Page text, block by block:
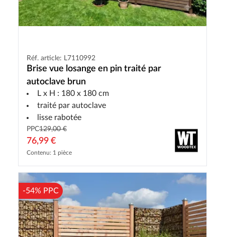
Réf. article: L7110992
Brise vue losange en pin traité par
autoclave brun
L x H : 180 x 180 cm
traité par autoclave
lisse rabotée
PPC129,00 €
76,99 €
Contenu: 1 pièce
-54% PPC